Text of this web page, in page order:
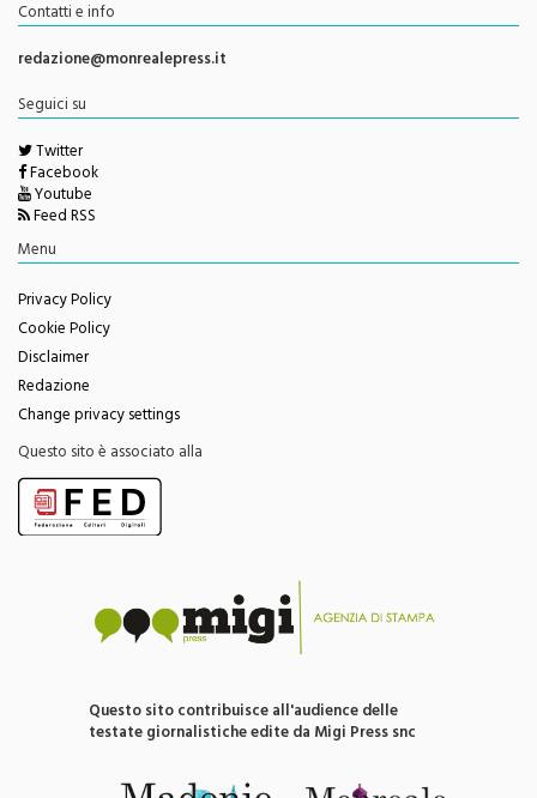
redazione@monrealepress.it
Twitter
Facebook
Youtube
Feed RSS
Menu
Privacy Policy
Cookie Policy
Disclaimer
Redazione
Change privacy settings
Questo sito è associato alla
testate giornalistiche edite da Migi Press snc